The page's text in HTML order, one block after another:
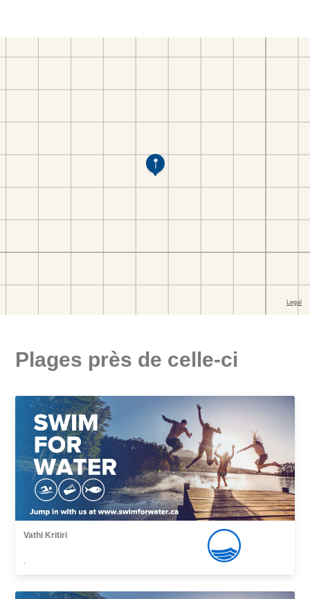
Plages près de celle-ci
Vathi Kritiri
,